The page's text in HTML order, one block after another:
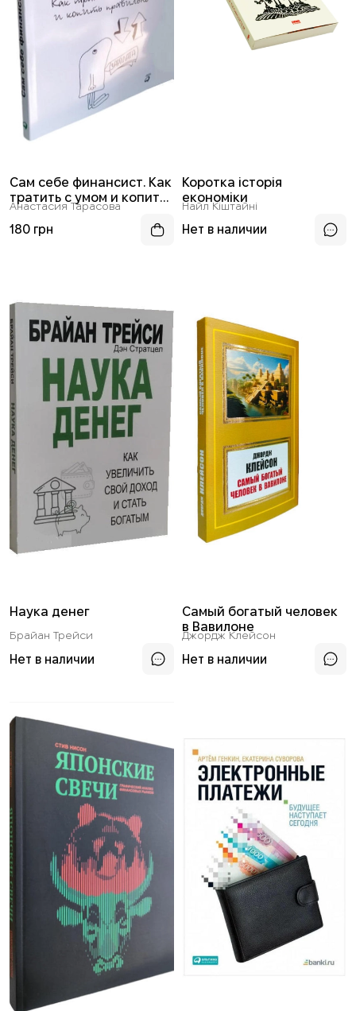
Сам себе финансист. Как
тратить с умом и копить
правильно
Анастасия Тарасова
180 грн
Коротка історія
економіки
Найл Кіштайні
Нет в наличии
Наука денег
Брайан Трейси
Нет в наличии
Самый богатый человек
в Вавилоне
Джордж Клейсон
Нет в наличии